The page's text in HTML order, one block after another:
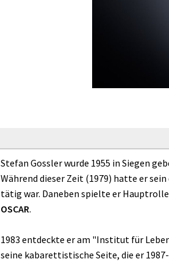
Stefan Gossler wurde 1955 in Siegen
Während dieser Zeit (1979) hatte er
tätig war. Daneben spielte er
OSCAR.
1983 entdeckte er am "Institut für
seine kabarettistische Seite, die er